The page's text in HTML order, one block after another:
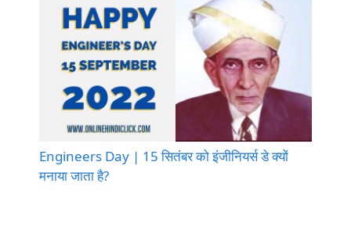
Engineers Day | 15 सितंबर को इंजीनियर्स डे क्यों
मनाया जाता है?